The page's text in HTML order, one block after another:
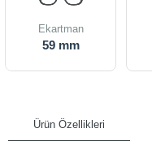
Ekartman
59 mm
Ürün Özellikleri